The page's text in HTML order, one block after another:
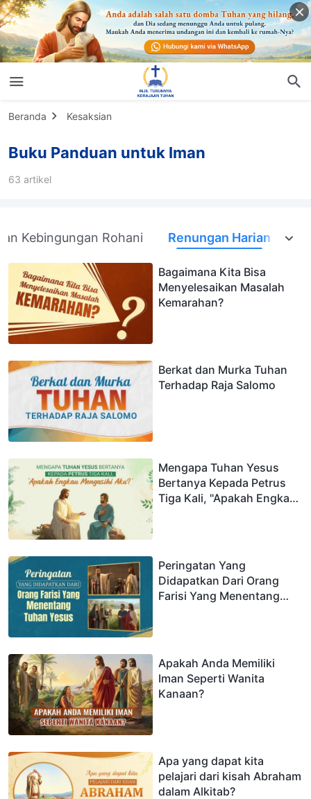
Beranda Kesaksian
Buku Panduan untuk Iman
63 artikel
Kebingungan Rohani Renungan Harian
Bagaimana Kita Bisa
Menyelesaikan Masalah
Kemarahan?
Berkat dan Murka Tuhan
Terhadap Raja Salomo
Mengapa Tuhan Yesus
Bertanya Kepada Petrus
Tiga Kali, "Apakah Engkau
Peringatan Yang
Didapatkan Dari Orang
Farisi Yang Menentang
Apakah Anda Memiliki
Iman Seperti Wanita
Kanaan?
Apa yang dapat kita
pelajari dari kisah Abraham
dalam Alkitab?